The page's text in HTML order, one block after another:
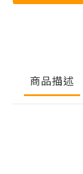
商品描述